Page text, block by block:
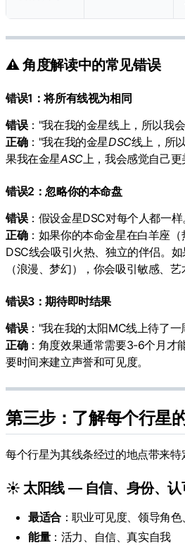
⚠️ 角度解读中的常见错误
错误1：将所有线视为相同
错误："我在我的金星线上，所以我
正确："我在我的金星DSC线上，所
果我在金星ASC上，我会感觉自己更
错误2：忽略你的本命盘
错误：假设金星DSC对每个人都一样
正确：如果你的本命金星在白羊座
DSC线会吸引火热、独立的伴侣。
（浪漫、梦幻），你会吸引敏感、艺
错误3：期待即时结果
错误："我在我的太阳MC线上待了
正确：角度效果通常需要3-6个月才
要时间来建立声誉和可见度。
第三步：了解每个行星
每个行星为其线条经过的地点带来特
☀️ 太阳线 — 自信、身份、认
最适合：职业可见度、领导角
能量：活力、自信、真实自我